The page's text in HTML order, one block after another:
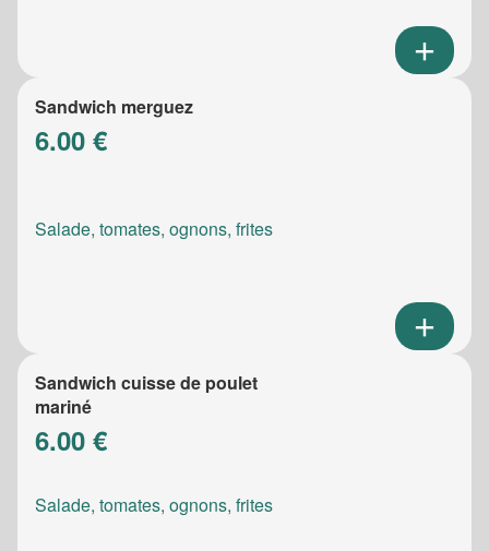
Sandwich merguez
6.00 €
Salade, tomates, ognons, frites
Sandwich cuisse de poulet
mariné
6.00 €
Salade, tomates, ognons, frites